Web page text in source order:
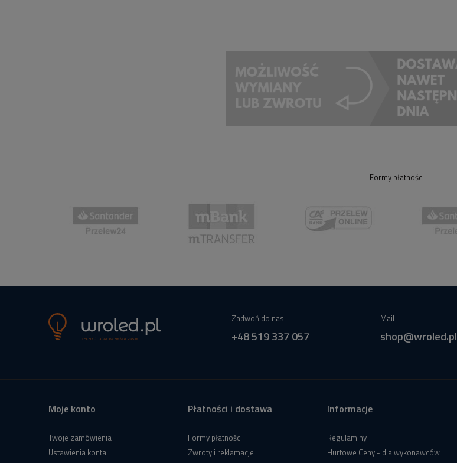
Formy płatności
Zadwoń do nas!
+48 519 337 057
Mail
shop@wroled.pl
Moje konto
Twoje zamówienia
Ustawienia konta
Płatności i dostawa
Formy płatności
Zwroty i reklamacje
Informacje
Regulaminy
Hurtowe Ceny - dla wykonawców